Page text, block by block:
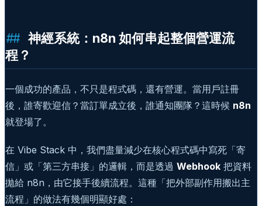
神經系統：n8n 如何串起整個營運流
程？
一個成功的產品，不只是程式碼，還有營運。當用戶註冊
後，誰寄歡迎信？當訂單成立後，誰通知團隊？這時候 n8n
就登場了。
在 Vibe Stack 中，我們盡量減少在核心程式碼中寫死「寄
信」或「第三方串接」的邏輯，而是透過 Webhook 把資料
拋給 n8n，由它接手後續流程。這種「把外部副作用搬出主
流程」的做法有幾個明顯好處：